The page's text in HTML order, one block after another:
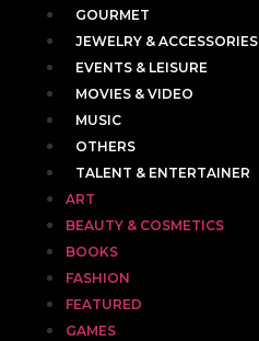
GOURMET
JEWELRY & ACCESSORIES
EVENTS & LEISURE
MOVIES & VIDEO
MUSIC
OTHERS
TALENT & ENTERTAINER
ART
BEAUTY & COSMETICS
BOOKS
FASHION
FEATURED
GAMES